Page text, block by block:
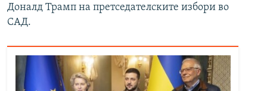
Доналд Трамп на претседателските избори во
САД.